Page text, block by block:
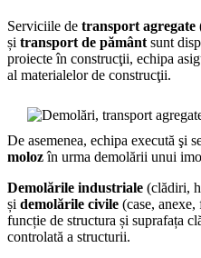
Serviciile de transport agregate
și transport de pământ sunt
proiecte în construcţii, echipa
al materialelor de construcţii.
De asemenea, echipa execută şi
molozîn urma demolării unui
Demolările industriale (clădiri,
și demolările civile (case,
funcție de structura și suprafața
controlată a structurii.